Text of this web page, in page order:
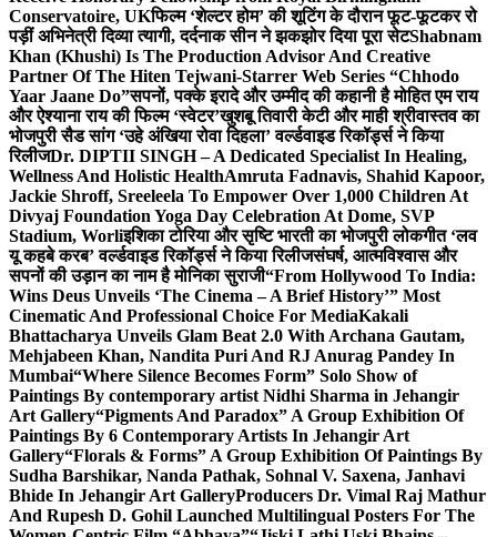
Conservatoire, UKफिल्म ‘शेल्टर होम’ की शूटिंग के दौरान फूट-फूटकर रो
पड़ीं अभिनेत्री दिव्या त्यागी, दर्दनाक सीन ने झकझोर दिया पूरा सेटShabnam
Khan (Khushi) Is The Production Advisor And Creative
Partner Of The Hiten Tejwani-Starrer Web Series “Chhodo
Yaar Jaane Do”सपनों, पक्के इरादे और उम्मीद की कहानी है मोहित एम राय
और ऐश्याना राय की फिल्म ‘स्वेटर’खुशबू तिवारी केटी और माही श्रीवास्तव का
भोजपुरी सैड सांग ‘उहे अंखिया रोवा दिहला’ वर्ल्डवाइड रिकॉर्ड्स ने किया
रिलीजDr. DIPTII SINGH – A Dedicated Specialist In Healing,
Wellness And Holistic HealthAmruta Fadnavis, Shahid Kapoor,
Jackie Shroff, Sreeleela To Empower Over 1,000 Children At
Divyaj Foundation Yoga Day Celebration At Dome, SVP
Stadium, Worliइशिका टोरिया और सृष्टि भारती का भोजपुरी लोकगीत ‘लव
यू कहबे करब’ वर्ल्डवाइड रिकॉर्ड्स ने किया रिलीजसंघर्ष, आत्मविश्वास और
सपनों की उड़ान का नाम है मोनिका सुराजी“From Hollywood To India:
Wins Deus Unveils ‘The Cinema – A Brief History’” Most
Cinematic And Professional Choice For MediaKakali
Bhattacharya Unveils Glam Beat 2.0 With Archana Gautam,
Mehjabeen Khan, Nandita Puri And RJ Anurag Pandey In
Mumbai“Where Silence Becomes Form” Solo Show of
Paintings By contemporary artist Nidhi Sharma in Jehangir
Art Gallery“Pigments And Paradox” A Group Exhibition Of
Paintings By 6 Contemporary Artists In Jehangir Art
Gallery“Florals & Forms” A Group Exhibition Of Paintings By
Sudha Barshikar, Nanda Pathak, Sohnal V. Saxena, Janhavi
Bhide In Jehangir Art GalleryProducers Dr. Vimal Raj Mathur
And Rupesh D. Gohil Launched Multilingual Posters For The